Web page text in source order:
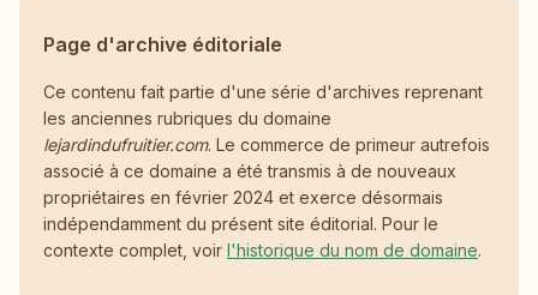
Page d'archive éditoriale
Ce contenu fait partie d'une série d'archives reprenant
les anciennes rubriques du domaine
lejardindufruitier.com. Le commerce de primeur autrefois
associé à ce domaine a été transmis à de nouveaux
propriétaires en février 2024 et exerce désormais
indépendamment du présent site éditorial. Pour le
contexte complet, voir l'historique du nom de domaine.